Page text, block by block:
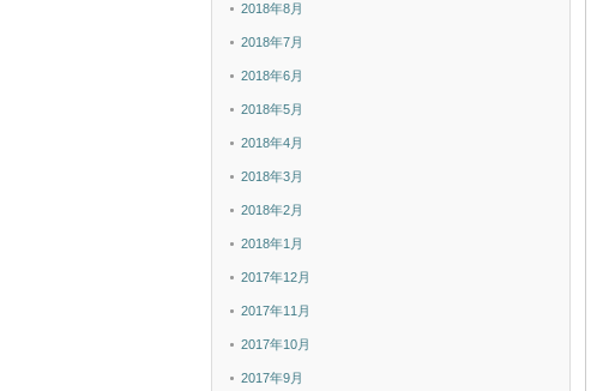
2018年8月
2018年7月
2018年6月
2018年5月
2018年4月
2018年3月
2018年2月
2018年1月
2017年12月
2017年11月
2017年10月
2017年9月